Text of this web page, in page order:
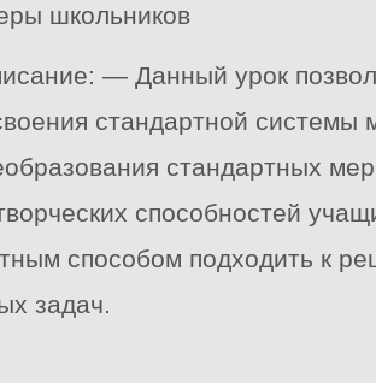
школьников
— Данный урок
стандартной системы
стандартных
способностей
способом подходить к
задач.